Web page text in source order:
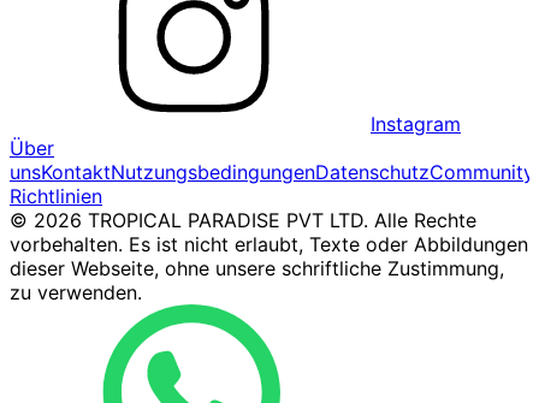
Instagram
Über
unsKontaktNutzungsbedingungenDatenschutz
Richtlinien
© 2026 TROPICAL PARADISE PVT LTD. Alle Rechte
vorbehalten. Es ist nicht erlaubt, Texte oder Abbildungen
dieser Webseite, ohne unsere schriftliche Zustimmung,
zu verwenden.